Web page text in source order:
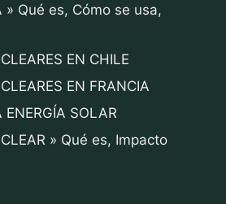
» Qué es, Cómo se usa,
EN CHILE
EN FRANCIA
ENERGÍA SOLAR
» Qué es, Impacto